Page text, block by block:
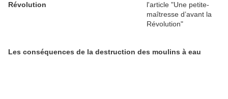
Révolution
Les conséquences de la destruction des moulins à eau